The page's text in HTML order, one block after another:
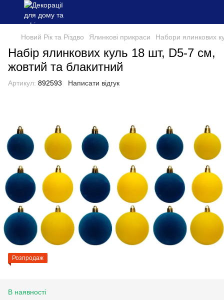
Новий Рік та Різдво Ялинкові прикраси Набори ялинкових
Набір ялинкових куль 18 шт, D5-7 см,
жовтий та блакитний
Артикул: 892593 Написати відгук
Розпродаж
В наявності